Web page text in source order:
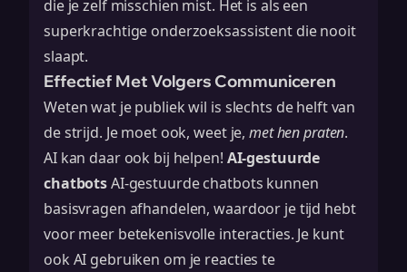
die je zelf misschien mist. Het is als een
superkrachtige onderzoeksassistent die nooit
slaapt.
Effectief Met Volgers Communiceren
Weten wat je publiek wil is slechts de helft van
de strijd. Je moet ook, weet je,met hen praten.
AI kan daar ook bij helpen! AI-gestuurde
chatbotsAI-gestuurde chatbots kunnen
basisvragen afhandelen, waardoor je tijd hebt
voor meer betekenisvolle interacties. Je kunt
ook AI gebruiken om je reacties te